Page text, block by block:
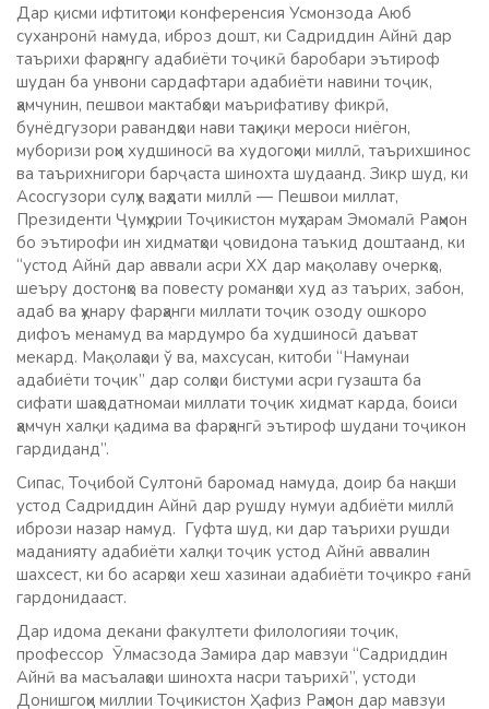
Дар қисми ифтитоҳии конференсия Усмонзода Аюб
суханронӣ намуда, иброз дошт, ки Садриддин Айнӣ дар
таърихи фарҳангу адабиёти тоҷикӣ баробари эътироф
шудан ба унвони сардафтари адабиёти навини тоҷик,
ҳамчунин, пешвои мактабҳои маърифативу фикрӣ,
бунёдгузори равандҳои нави таҳқиқи мероси ниёгон,
муборизи роҳи худшиносӣ ва худогоҳии миллӣ, таърихшинос
ва таърихнигори барҷаста шинохта шудаанд. Зикр шуд, ки
Асосгузори сулҳу ваҳдати миллӣ — Пешвои миллат,
Президенти Ҷумҳурии Тоҷикистон муҳтарам Эмомалӣ Раҳмон
бо эътирофи ин хидматҳои ҷовидона таъкид доштаанд, ки
“устод Айнӣ дар аввали асри ХХ дар мақолаву очеркҳо,
шеъру достонҳо ва повесту романҳои худ аз таърих, забон,
адаб ва ҳунару фарҳанги миллати тоҷик озоду ошкоро
дифоъ менамуд ва мардумро ба худшиносӣ даъват
мекард. Мақолаҳои ў ва, махсусан, китоби “Намунаи
адабиёти тоҷик” дар солҳои бистуми асри гузашта ба
сифати шаҳодатномаи миллати тоҷик хидмат карда, боиси
ҳамчун халқи қадима ва фарҳангӣ эътироф шудани тоҷикон
гардиданд”.
Сипас, Тоҷибой Султонӣ баромад намуда, доир ба нақши
устод Садриддин Айнӣ дар рушду нумуи адбиёти миллӣ
ибрози назар намуд. Гуфта шуд, ки дар таърихи рушди
маданияту адабиёти халқи тоҷик устод Айнӣ аввалин
шахсест, ки бо асарҳои хеш хазинаи адабиёти тоҷикро ғанӣ
гардонидааст.
Дар идома декани факултети филологияи тоҷик,
профессор Ӯлмасзода Замира дар мавзуи “Садриддин
Айнӣ ва масъалаҳои шинохта насри таърихӣ”, устоди
Донишгоҳи миллии Тоҷикистон Ҳафиз Раҳмон дар мавзуи